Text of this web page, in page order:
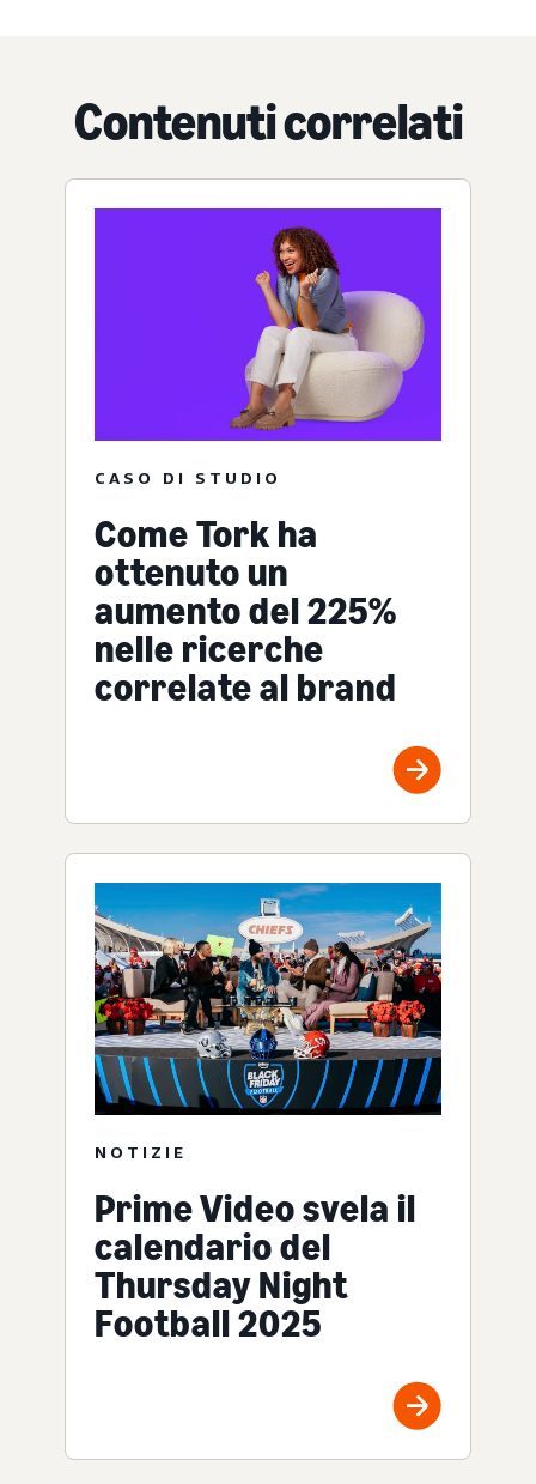
Contenuti correlati
CASO DI STUDIO
Come Tork ha
ottenuto un
aumento del 225%
nelle ricerche
correlate al brand
NOTIZIE
Prime Video svela il
calendario del
Thursday Night
Football 2025